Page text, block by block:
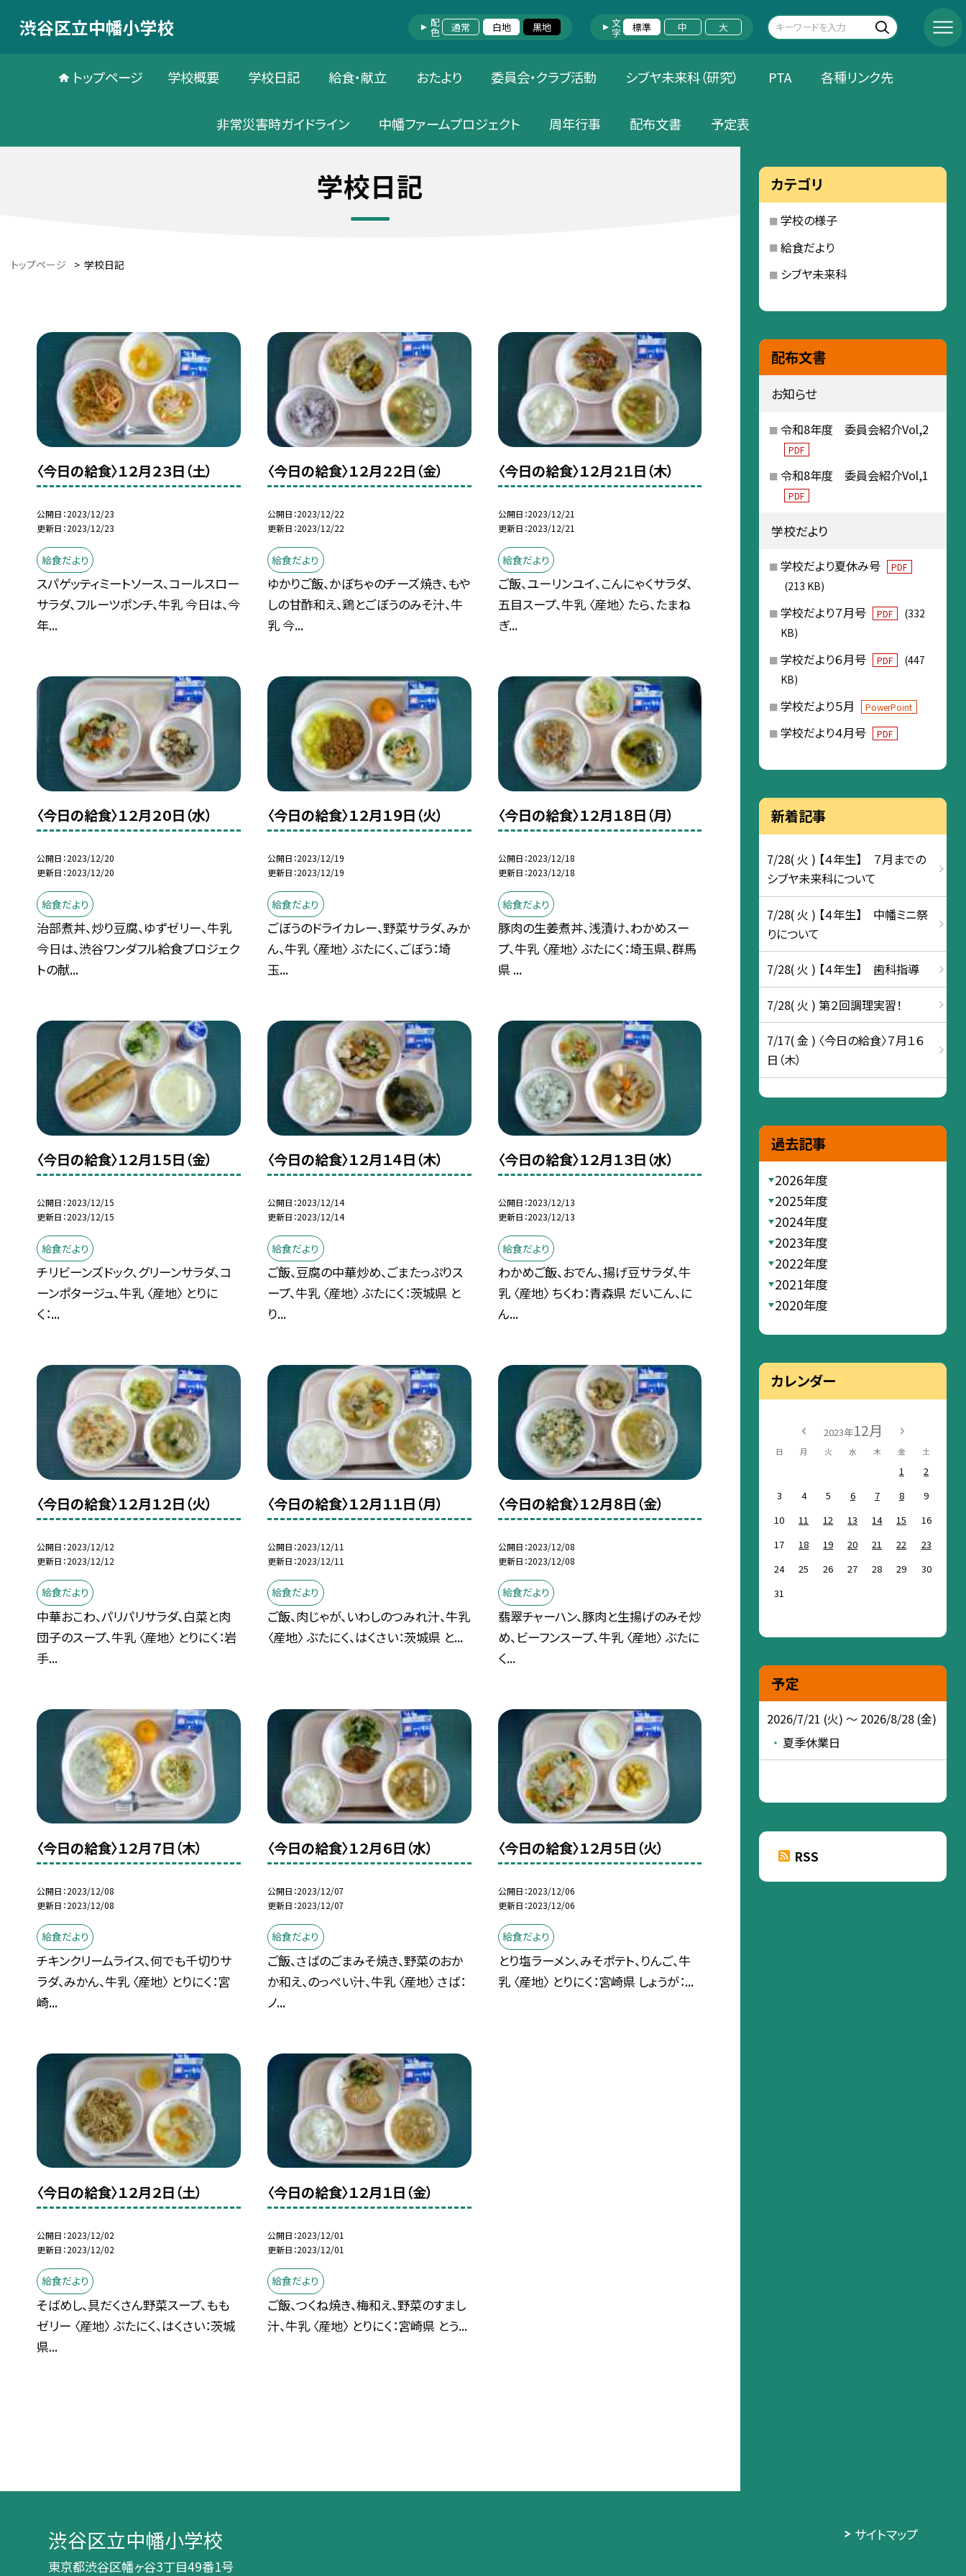
渋谷区立中幡小学校 配色 通常 白地 黒地 文字 標準 中 大
トップページ 学校概要 学校日記 給食・献立 おたより 委員会・クラブ活動 シブヤ未来科（研究） PTA 各種リンク先
非常災害時ガイドライン 中幡ファームプロジェクト 周年行事 配布文書 予定表
学校日記
トップページ > 学校日記
〈今日の給食〉１２月２３日（土）
公開日 2023/12/23
更新日 2023/12/23
給食だより
スパゲッティミートソース、コールスロー
サラダ、フルーツポンチ、牛乳 今日は、今
年...
〈今日の給食〉１２月２２日（金）
公開日 2023/12/22
更新日 2023/12/22
給食だより
ゆかりご飯、かぼちゃのチーズ焼き、もや
しの甘酢和え、鶏とごぼうのみそ汁、牛
乳 今...
〈今日の給食〉１２月２１日（木）
公開日 2023/12/21
更新日 2023/12/21
給食だより
ご飯、ユーリンユイ、こんにゃくサラダ、
五目スープ、牛乳 〈産地〉 たら、たまね
ぎ...
〈今日の給食〉１２月２０日（水）
公開日 2023/12/20
更新日 2023/12/20
給食だより
治部煮丼、炒り豆腐、ゆずゼリー、牛乳
今日は、渋谷ワンダフル給食プロジェク
トの献...
〈今日の給食〉１２月１９日（火）
公開日 2023/12/19
更新日 2023/12/19
給食だより
ごぼうのドライカレー、野菜サラダ、みか
ん、牛乳 〈産地〉 ぶたにく、ごぼう：埼
玉...
〈今日の給食〉１２月１８日（月）
公開日 2023/12/18
更新日 2023/12/18
給食だより
豚肉の生姜煮丼、浅漬け、わかめスー
プ、牛乳 〈産地〉 ぶたにく：埼玉県、群馬
県 ...
〈今日の給食〉１２月１５日（金）
公開日 2023/12/15
更新日 2023/12/15
給食だより
チリビーンズドック、グリーンサラダ、コ
ーンポタージュ、牛乳 〈産地〉 とりに
く：...
〈今日の給食〉１２月１４日（木）
公開日 2023/12/14
更新日 2023/12/14
給食だより
ご飯、豆腐の中華炒め、ごまたっぷりス
ープ、牛乳 〈産地〉 ぶたにく：茨城県 と
り...
〈今日の給食〉１２月１３日（水）
公開日 2023/12/13
更新日 2023/12/13
給食だより
わかめご飯、おでん、揚げ豆サラダ、牛
乳 〈産地〉 ちくわ：青森県 だいこん、に
ん...
〈今日の給食〉１２月１２日（火）
公開日 2023/12/12
更新日 2023/12/12
給食だより
中華おこわ、パリパリサラダ、白菜と肉
団子のスープ、牛乳 〈産地〉 とりにく：岩
手...
〈今日の給食〉１２月１１日（月）
公開日 2023/12/11
更新日 2023/12/11
給食だより
ご飯、肉じゃが、いわしのつみれ汁、牛乳
〈産地〉 ぶたにく、はくさい：茨城県 と...
〈今日の給食〉１２月８日（金）
公開日 2023/12/08
更新日 2023/12/08
給食だより
翡翠チャーハン、豚肉と生揚げのみそ炒
め、ビーフンスープ、牛乳 〈産地〉 ぶたに
く...
〈今日の給食〉１２月７日（木）
公開日 2023/12/08
更新日 2023/12/08
給食だより
チキンクリームライス、何でも千切りサ
ラダ、みかん、牛乳 〈産地〉 とりにく：宮
崎...
〈今日の給食〉１２月６日（水）
公開日 2023/12/07
更新日 2023/12/07
給食だより
ご飯、さばのごまみそ焼き、野菜のおか
か和え、のっぺい汁、牛乳 〈産地〉 さば：
ノ...
〈今日の給食〉１２月５日（火）
公開日 2023/12/06
更新日 2023/12/06
給食だより
とり塩ラーメン、みそポテト、りんご、牛
乳 〈産地〉 とりにく：宮崎県 しょうが：...
〈今日の給食〉１２月２日（土）
公開日 2023/12/02
更新日 2023/12/02
給食だより
そばめし、具だくさん野菜スープ、もも
ゼリー 〈産地〉 ぶたにく、はくさい：茨城
県...
〈今日の給食〉１２月１日（金）
公開日 2023/12/01
更新日 2023/12/01
給食だより
ご飯、つくね焼き、梅和え、野菜のすまし
汁、牛乳 〈産地〉 とりにく：宮崎県 とう...
カテゴリ
学校の様子
給食だより
シブヤ未来科
配布文書
お知らせ
令和8年度 委員会紹介Vol,2
PDF
令和8年度 委員会紹介Vol,1
PDF
学校だより
学校だより夏休み号 PDF
(213 KB)
学校だより７月号 PDF
(332
KB)
学校だより６月号 PDF
(447
KB)
学校だより５月 PowerPoint
学校だより４月号 PDF
新着記事
7/28( 火 ) 【４年生】 ７月までの
シブヤ未来科について
7/28( 火 ) 【４年生】 中幡ミニ祭
りについて
7/28( 火 ) 【４年生】 歯科指導
7/28( 火 ) 第２回調理実習！
7/17( 金 ) 〈今日の給食〉７月１６
日（木）
過去記事
2026年度
2025年度
2024年度
2023年度
2022年度
2021年度
2020年度
カレンダー
2023年12月
日 月 火 水 木 金 土
1
2
3
4 5 6 7 8
9
10
11 12 13 14 15
16
17
18 19 20 21 22
23
24
25 26 27 28 29
30
31
予定
2026/7/21 (火) ～ 2026/8/28 (金)
夏季休業日
RSS
渋谷区立中幡小学校
東京都渋谷区幡ヶ谷3丁目49番1号
サイトマップ